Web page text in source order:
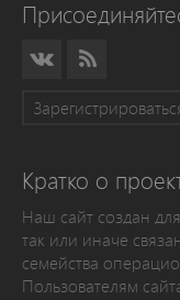
Кратко о
Наш сайт создан для
так или иначе
семейства
Пользователям